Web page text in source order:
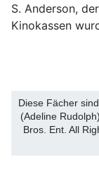
S. Anderson,
Kinokassen
Diese Fächer
(Adeline
Bros. Ent. All